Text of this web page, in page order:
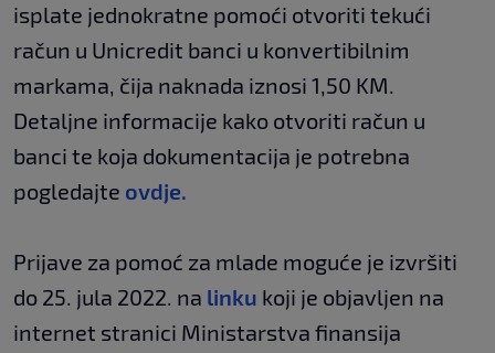
isplate jednokratne pomoći otvoriti tekući
račun u Unicredit banci u konvertibilnim
markama, čija naknada iznosi 1,50 KM.
Detaljne informacije kako otvoriti račun u
banci te koja dokumentacija je potrebna
pogledajte ovdje.
Prijave za pomoć za mlade moguće je izvršiti
do 25. jula 2022. na linku koji je objavljen na
internet stranici Ministarstva finansija